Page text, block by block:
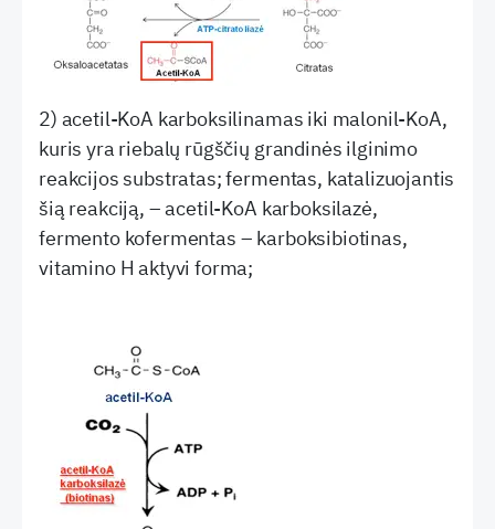
2) acetil-KoA karboksilinamas iki malonil-KoA,
kuris yra riebalų rūgščių grandinės ilginimo
reakcijos substratas; fermentas, katalizuojantis
šią reakciją, – acetil-KoA karboksilazė,
fermento kofermentas – karboksibiotinas,
vitamino H aktyvi forma;